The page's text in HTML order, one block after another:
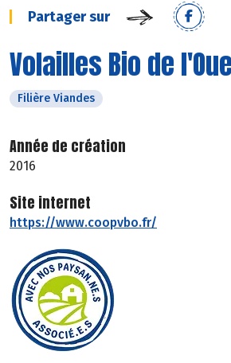
Partager sur
Volailles Bio de
Filière Viandes
Année de création
2016
Site internet
https://www.coopvbo.fr/